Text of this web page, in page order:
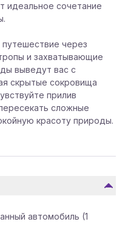
идеальное сочетание
путешествие через
и захватывающие
выведут вас с
скрытые сокровища
прилив
сложные
красоту природы.
автомобиль (1